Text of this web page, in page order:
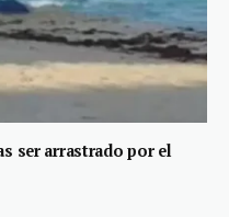
ser arrastrado por el